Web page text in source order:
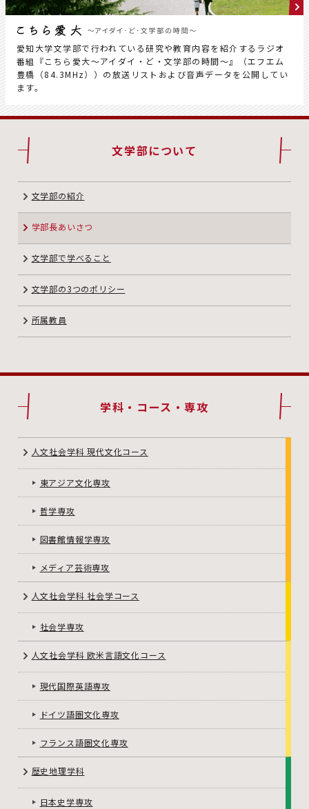
愛知大学文学部で行われている研究や教育内容を紹介するラジオ
番組『こちら愛大～アイダイ・ど・文学部の時間～』（エフエム
豊橋（84.3MHz））の放送リストおよび音声データを公開してい
ます。
文学部について
文学部の紹介
学部長あいさつ
文学部で学べること
文学部の3つのポリシー
所属教員
学科・コース・専攻
人文社会学科 現代文化コース
東アジア文化専攻
哲学専攻
図書館情報学専攻
メディア芸術専攻
人文社会学科 社会学コース
社会学専攻
人文社会学科 欧米言語文化コース
現代国際英語専攻
ドイツ語圏文化専攻
フランス語圏文化専攻
歴史地理学科
日本史学専攻